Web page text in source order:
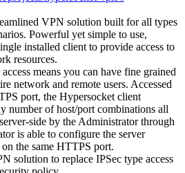
VPN solution built for all types
Powerful yet simple to use,
installed client to provide access to
resources.
means you can have fine grained
network and remote users. Accessed
port, the Hypersocket client
number of host/port combinations all
side by the Administrator through
is able to configure the server
the same HTTPS port.
solution to replace IPSec type access